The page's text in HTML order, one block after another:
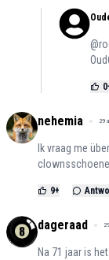
0
nehemia 29
Ik vraag me
9+
dageraad
Na 71 jaar is